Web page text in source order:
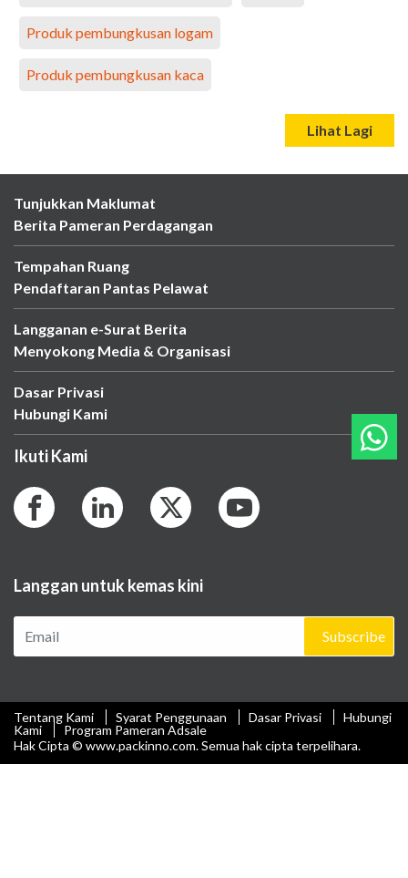
Produk pembungkusan logam
Produk pembungkusan kaca
Lihat Lagi
Tunjukkan Maklumat
Berita Pameran Perdagangan
Tempahan Ruang
Pendaftaran Pantas Pelawat
Langganan e-Surat Berita
Menyokong Media & Organisasi
Dasar Privasi
Hubungi Kami
Ikuti Kami
Langgan untuk kemas kini
Subscribe
Tentang Kami Syarat Penggunaan Dasar Privasi
Hubungi
Kami
Program Pameran Adsale
Hak Cipta © www.packinno.com. Semua hak cipta terpelihara.